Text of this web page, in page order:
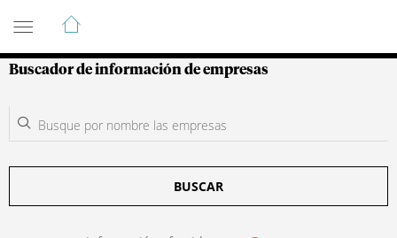
Guía de Empresas Colombianas
Buscador de información de empresas
BUSCAR